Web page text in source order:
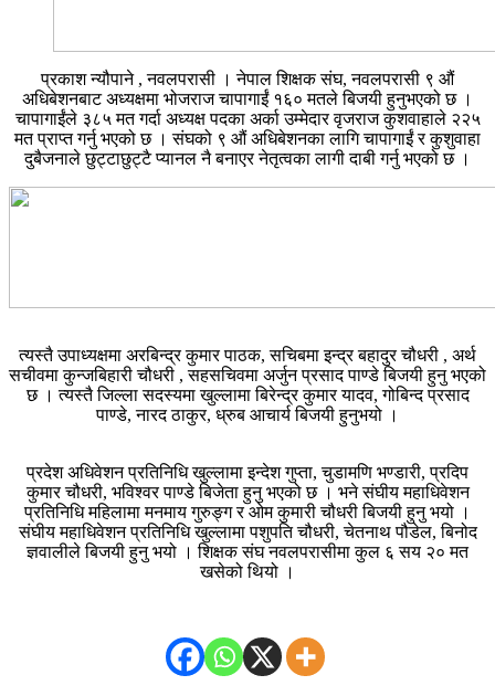
प्रकाश न्यौपाने , नवलपरासी । नेपाल शिक्षक संघ, नवलपरासी ९ औं
अधिबेशनबाट अध्यक्षमा भोजराज चापागाईं १६० मतले बिजयी हुनुभएको छ ।
चापागाईंले ३८५ मत गर्दा अध्यक्ष पदका अर्का उम्मेदार वृजराज कुशवाहाले २२५
मत प्राप्त गर्नु भएको छ । संघको ९ औं अधिबेशनका लागि चापागाईं र कुशुवाहा
दुबैजनाले छुट्टाछुट्टै प्यानल नै बनाएर नेतृत्वका लागी दाबी गर्नु भएको छ ।
त्यस्तै उपाध्यक्षमा अरबिन्द्र कुमार पाठक, सचिबमा इन्द्र बहादुर चौधरी , अर्थ
सचीवमा कुन्जबिहारी चौधरी , सहसचिवमा अर्जुन प्रसाद पाण्डे बिजयी हुनु भएको
छ । त्यस्तै जिल्ला सदस्यमा खुल्लामा बिरेन्द्र कुमार यादव, गोबिन्द प्रसाद
पाण्डे, नारद ठाकुर, ध्रुब आचार्य बिजयी हुनुभयो ।
प्रदेश अधिवेशन प्रतिनिधि खुल्लामा इन्देश गुप्ता, चुडामणि भण्डारी, प्रदिप
कुमार चौधरी, भविश्वर पाण्डे बिजेता हुनु भएको छ । भने संघीय महाधिवेशन
प्रतिनिधि महिलामा मनमाय गुरुङ्ग र ओम कुमारी चौधरी बिजयी हुनु भयो ।
संघीय महाधिवेशन प्रतिनिधि खुल्लामा पशुपति चौधरी, चेतनाथ पौडेल, बिनोद
ज्ञवालीले बिजयी हुनु भयो । शिक्षक संघ नवलपरासीमा कुल ६ सय २० मत
खसेको थियो ।